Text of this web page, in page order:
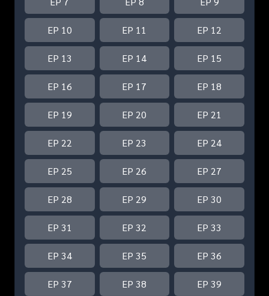
EP 10 EP 11 EP 12
EP 13 EP 14 EP 15
EP 16 EP 17 EP 18
EP 19 EP 20 EP 21
EP 22 EP 23 EP 24
EP 25 EP 26 EP 27
EP 28 EP 29 EP 30
EP 31 EP 32 EP 33
EP 34 EP 35 EP 36
EP 37 EP 38 EP 39